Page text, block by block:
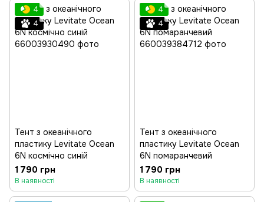
4
4
Тент з океанічного
пластику Levitate Ocean
6N космічно синій
1 790 грн
В наявності
4
4
Тент з океанічного
пластику Levitate Ocean
6N помаранчевий
1 790 грн
В наявності